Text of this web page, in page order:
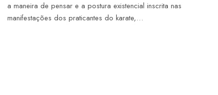
a maneira de pensar e a postura existencial inscrita nas
manifestações dos praticantes do karate,…